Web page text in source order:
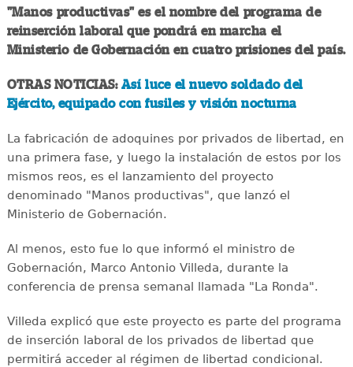
"Manos productivas" es el nombre del programa de
reinserción laboral que pondrá en marcha el
Ministerio de Gobernación en cuatro prisiones del país.
OTRAS NOTICIAS: Así luce el nuevo soldado del
Ejército, equipado con fusiles y visión nocturna
La fabricación de adoquines por privados de libertad, en
una primera fase, y luego la instalación de estos por los
mismos reos, es el lanzamiento del proyecto
denominado "Manos productivas", que lanzó el
Ministerio de Gobernación.
Al menos, esto fue lo que informó el ministro de
Gobernación, Marco Antonio Villeda, durante la
conferencia de prensa semanal llamada "La Ronda".
Villeda explicó que este proyecto es parte del programa
de inserción laboral de los privados de libertad que
permitirá acceder al régimen de libertad condicional.